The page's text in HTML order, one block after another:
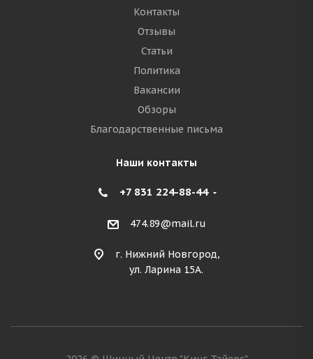
Контакты
Отзывы
Статьи
Политика
Вакансии
Обзоры
Благодарственные письма
Наши контакты
+7 831 224-88-44
474.89@mail.ru
г. Нижний Новгород,
ул. Ларина 15А.